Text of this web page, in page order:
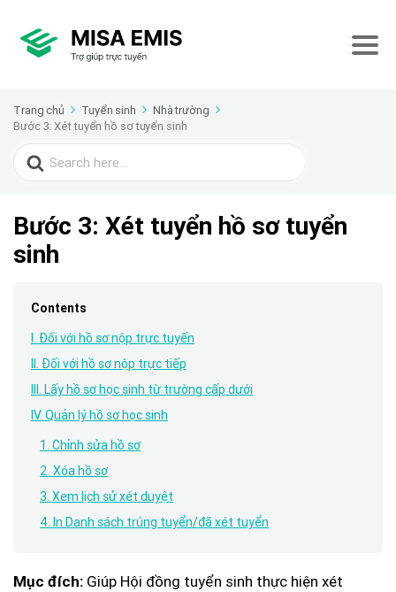
Trang chủ Tuyển sinh
Nhà trường
Bước 3: Xét tuyển hồ sơ tuyển sinh
Search
for:
Bước 3: Xét tuyển hồ sơ tuyển
sinh
Contents
I. Đối với hồ sơ nộp trực tuyến
II. Đối với hồ sơ nộp trực tiếp
III. Lấy hồ sơ học sinh từ trường cấp dưới
IV. Quản lý hồ sơ học sinh
1. Chỉnh sửa hồ sơ
2. Xóa hồ sơ
3. Xem lịch sử xét duyệt
4. In Danh sách trúng tuyển/đã xét tuyển
Mục đích: Giúp Hội đồng tuyển sinh thực hiện xét